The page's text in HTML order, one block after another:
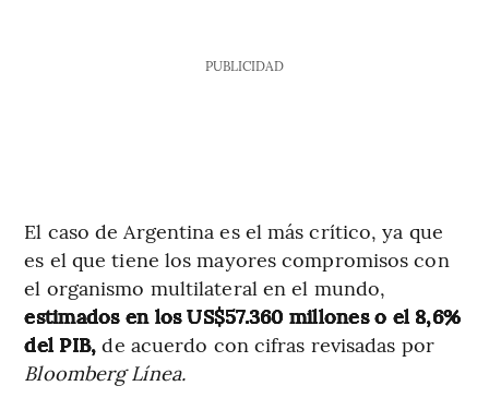
PUBLICIDAD
El caso de Argentina es el más crítico, ya que
es el que tiene los mayores compromisos con
el organismo multilateral en el mundo,
estimados en los US$57.360 millones o el 8,6%
del PIB, de acuerdo con cifras revisadas por
Bloomberg Línea.